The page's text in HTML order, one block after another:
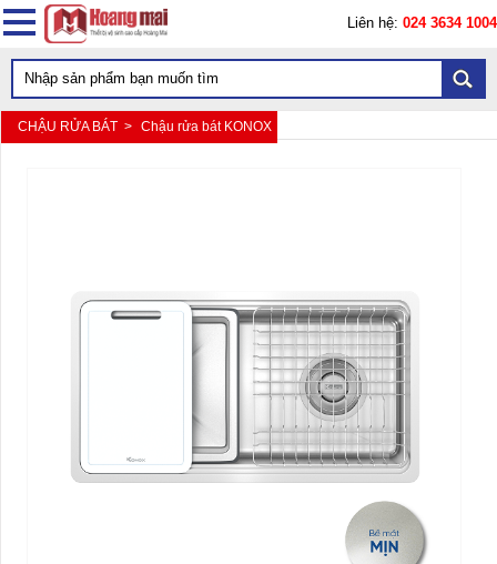
Liên hệ: 024 3634 1004
CHẬU RỬA BÁT > Chậu rửa bát KONOX